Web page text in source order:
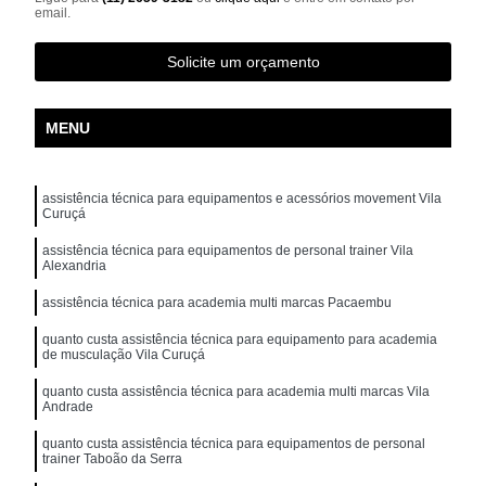
email.
Solicite um orçamento
MENU
assistência técnica para equipamentos e acessórios movement Vila
Curuçá
assistência técnica para equipamentos de personal trainer Vila
Alexandria
assistência técnica para academia multi marcas Pacaembu
quanto custa assistência técnica para equipamento para academia
de musculação Vila Curuçá
quanto custa assistência técnica para academia multi marcas Vila
Andrade
quanto custa assistência técnica para equipamentos de personal
trainer Taboão da Serra